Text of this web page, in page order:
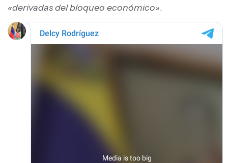
«derivadas del bloqueo económico».